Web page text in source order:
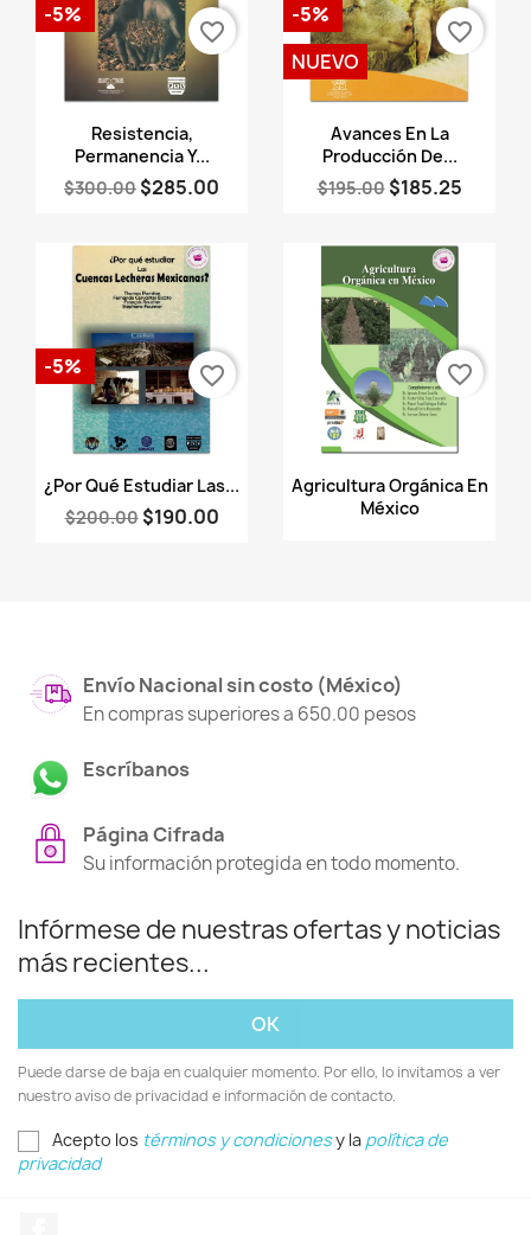
Vista rápida
Resistencia,
Permanencia Y...
$300.00 $285.00
-5%
favorite_border
Vista rápida
Avances En La
Producción De...
$195.00 $185.25
-5%
NUEVO
favorite_border
Vista rápida
¿Por Qué Estudiar Las...
$200.00 $190.00
-5% favorite_border
Vista rápida
Agricultura Orgánica En
México
favorite_border
Envío Nacional sin costo (México)
En compras superiores a 650.00 pesos
Escríbanos
Página Cifrada
Su información protegida en todo momento.
Infórmese de nuestras ofertas y noticias
más recientes...
Puede darse de baja en cualquier momento. Por ello, lo invitamos a ver
nuestro aviso de privacidad e información de contacto.
Acepto los términos y condicionesy la política de
privacidad